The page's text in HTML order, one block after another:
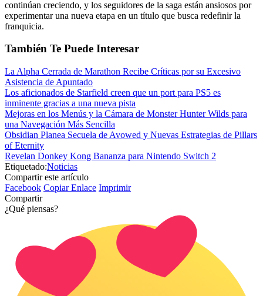
continúan creciendo, y los seguidores de la saga están ansiosos por
experimentar una nueva etapa en un título que busca redefinir la
franquicia.
También Te Puede Interesar
La Alpha Cerrada de Marathon Recibe Críticas por su Excesivo
Asistencia de Apuntado
Los aficionados de Starfield creen que un port para PS5 es
inminente gracias a una nueva pista
Mejoras en los Menús y la Cámara de Monster Hunter Wilds para
una Navegación Más Sencilla
Obsidian Planea Secuela de Avowed y Nuevas Estrategias de Pillars
of Eternity
Revelan Donkey Kong Bananza para Nintendo Switch 2
Etiquetado:Noticias
Compartir este artículo
Facebook Copiar Enlace Imprimir
Compartir
¿Qué piensas?